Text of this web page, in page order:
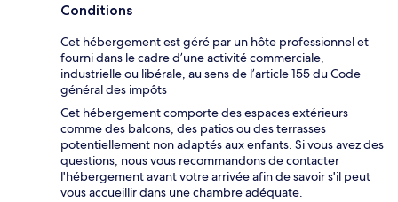
Conditions
Cet hébergement est géré par un hôte professionnel et
fourni dans le cadre d’une activité commerciale,
industrielle ou libérale, au sens de l’article 155 du Code
général des impôts
Cet hébergement comporte des espaces extérieurs
comme des balcons, des patios ou des terrasses
potentiellement non adaptés aux enfants. Si vous avez des
questions, nous vous recommandons de contacter
l'hébergement avant votre arrivée afin de savoir s'il peut
vous accueillir dans une chambre adéquate.